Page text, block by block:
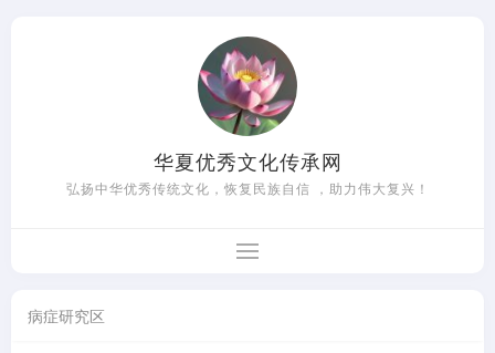
华夏优秀文化传承网
弘扬中华优秀传统文化，恢复民族自信 ，助力伟大复兴！
病症研究区